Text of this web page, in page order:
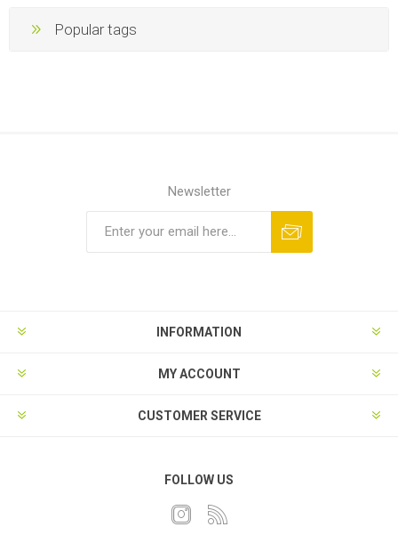
Popular tags
Newsletter
INFORMATION
MY ACCOUNT
CUSTOMER SERVICE
FOLLOW US